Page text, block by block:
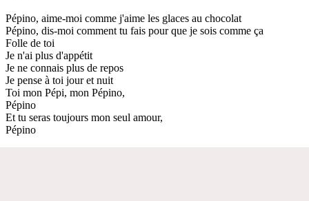
Pépino, aime-moi comme j'aime les glaces au chocolat
Pépino, dis-moi comment tu fais pour que je sois comme ça
Folle de toi
Je n'ai plus d'appétit
Je ne connais plus de repos
Je pense à toi jour et nuit
Toi mon Pépi, mon Pépino,
Pépino
Et tu seras toujours mon seul amour,
Pépino